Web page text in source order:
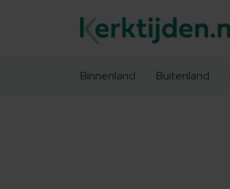
Binnenland Buitenland